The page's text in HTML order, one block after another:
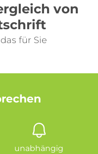
von
für Sie
unabhängig